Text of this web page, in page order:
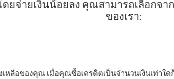
ยจ่ายเงินน้อยลง คุณสามารถเลือกจ
ของเรา:
เหลือของคุณ เมื่อคุณซื้อเครดิตเป็นจำนวนเงินเท่า